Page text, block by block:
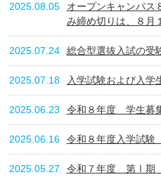
2025.08.05
オープンキャンパ
み締め切りは、８月
2025.07.24 総合型選抜入試の受
2025.07.18 入学試験および入学
2025.06.23 令和８年度 学生募
2025.06.16 令和８年度入学試
2025.05.27
令和７年度 第Ⅰ期